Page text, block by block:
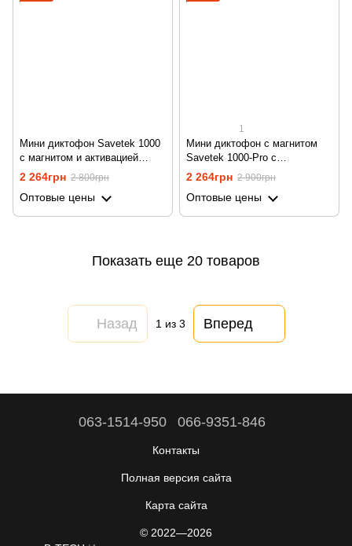
Мини диктофон Savetek 1000
с магнитом и активацией
голосом, 8 Gb, 600 часов
2 264грн 2 800грн
Оптовые цены
1
Мини диктофон с магнитом
Savetek 1000-Pro с
активацией голосом, 8 gb, 500
часов работы
2 264грн 2 900грн
Оптовые цены
Показать еще 20 товаров
Назад 1из 3 Вперед
063-1514-950 066-9351-846
Контакты
Полная версия сайта
Карта сайта
© 2022—2026